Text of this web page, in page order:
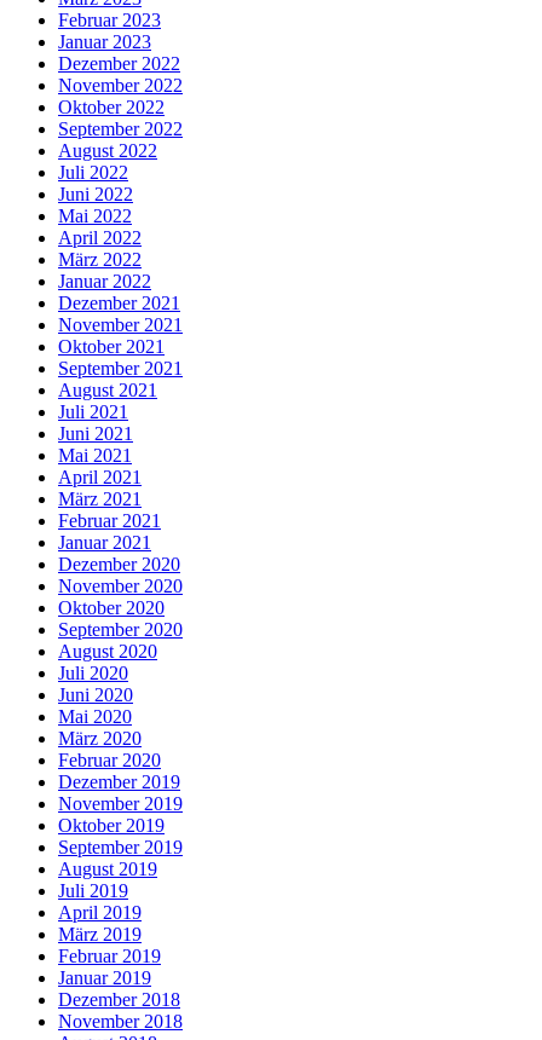
Februar 2023
Januar 2023
Dezember 2022
November 2022
Oktober 2022
September 2022
August 2022
Juli 2022
Juni 2022
Mai 2022
April 2022
März 2022
Januar 2022
Dezember 2021
November 2021
Oktober 2021
September 2021
August 2021
Juli 2021
Juni 2021
Mai 2021
April 2021
März 2021
Februar 2021
Januar 2021
Dezember 2020
November 2020
Oktober 2020
September 2020
August 2020
Juli 2020
Juni 2020
Mai 2020
März 2020
Februar 2020
Dezember 2019
November 2019
Oktober 2019
September 2019
August 2019
Juli 2019
April 2019
März 2019
Februar 2019
Januar 2019
Dezember 2018
November 2018